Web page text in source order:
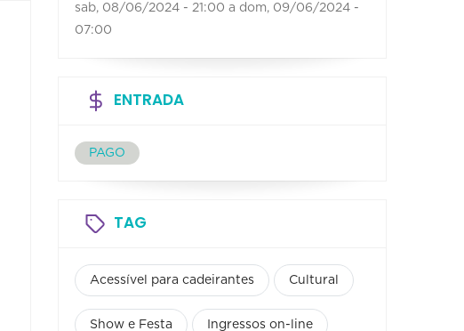
sab, 08/06/2024 - 21:00 a dom, 09/06/2024 -
07:00
ENTRADA
PAGO
TAG
Acessível para cadeirantes Cultural
Show e Festa Ingressos on-line